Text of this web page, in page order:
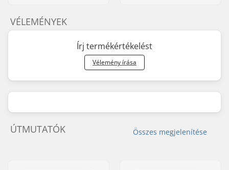
VÉLEMÉNYEK
Írj termékértékelést
Vélemény írása
Összes megjelenítése
ÚTMUTATÓK